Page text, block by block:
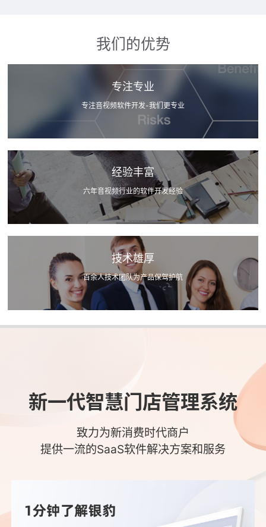
我们的优势
专注专业
专注音视频软件开发-我们更专业
经验丰富
六年音视频行业的软件开发经验
技术雄厚
百余人技术团队为产品保驾护航
新一代智慧门店管理系统
致力为新消费时代商户
提供一流的SaaS软件解决方案和服务